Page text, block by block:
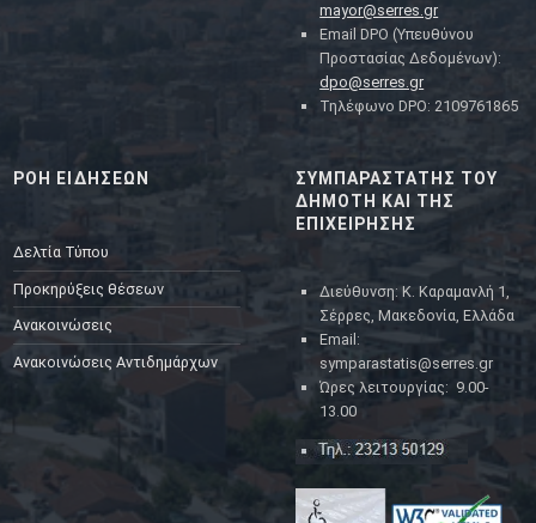
mayor@serres.gr
Email DPO (Υπευθύνου
Προστασίας Δεδομένων):
dpo@serres.gr
Τηλέφωνο DPO: 2109761865
ΡΟΗ ΕΙΔΗΣΕΩΝ
Δελτία Τύπου
Προκηρύξεις θέσεων
Ανακοινώσεις
Ανακοινώσεις Αντιδημάρχων
ΣΥΜΠΑΡΑΣΤΑΤΗΣ ΤΟΥ
ΔΗΜΟΤΗ ΚΑΙ ΤΗΣ
ΕΠΙΧΕΙΡΗΣΗΣ
Διεύθυνση: Κ. Καραμανλή 1,
Σέρρες, Μακεδονία, Ελλάδα
Email:
symparastatis@serres.gr
Ώρες λειτουργίας: 9.00-
13.00